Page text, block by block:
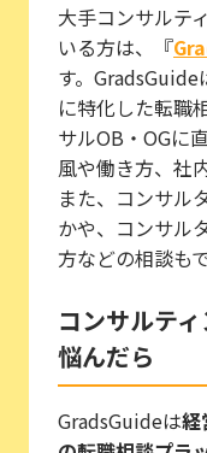
大手コンサルテ
いる方は、『
す。
に特化した転職
サルOB・OGに
風や働き方、社
また、コンサル
かや、コンサル
方などの相談も
コンサルテ
悩んだら
GradsGuideは経